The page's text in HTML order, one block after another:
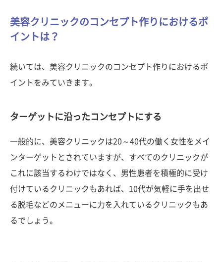
美容クリニックのコンセプト作りにおけるポ
イントは？
続いては、美容クリニックのコンセプト作りにおけるポ
イントをみていきます。
ターゲットに沿ったコンセプトにする
一般的に、美容クリニックは20～40代の働く女性をメイ
ンターゲットとされていますが、すべてのクリニックが
これに該当するわけではなく、男性患者を積極的に受け
付けているクリニックもあれば、10代が気軽に手を出せ
る脱毛などのメニューに力を入れているクリニックもあ
るでしょう。